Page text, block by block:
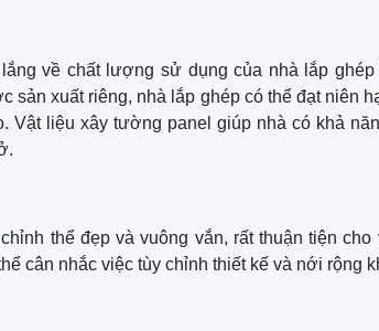
về chất lượng sử dụng của nhà lắp
sản xuất riêng, nhà lắp ghép có thể đạt niên
Vật liệu xây tường panel giúp nhà có khả
thể đẹp và vuông vắn, rất thuận tiện
cân nhắc việc tùy chỉnh thiết kế và nới rộng